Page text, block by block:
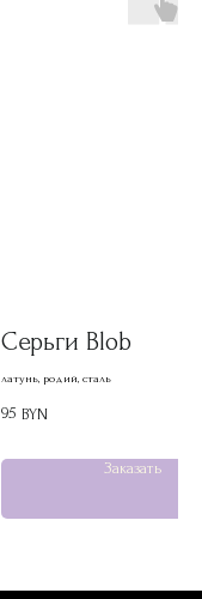
Серьги Blob
латунь, родий, сталь
95 BYN
Заказать